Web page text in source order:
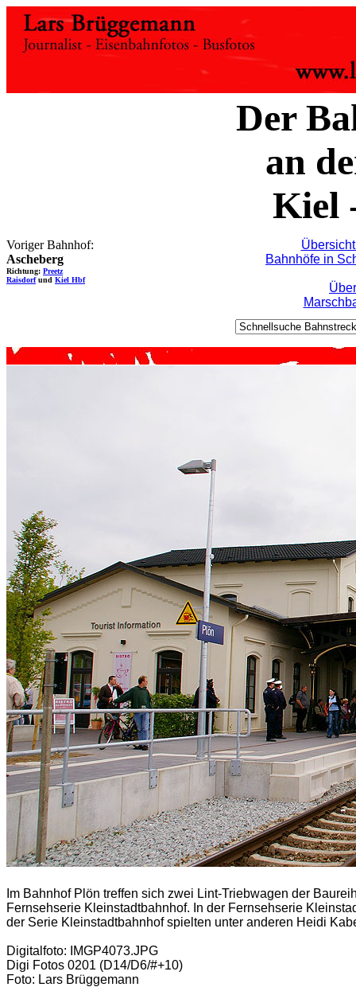
Der
an
Kiel
Voriger Bahnhof:
Ascheberg
Richtung: Preetz
Raisdorfund Kiel Hbf
Bahnhöfe in
Im Bahnhof Plön treffen sich zwei Lint-Triebwagen der
Fernsehserie Kleinstadtbahnhof. In der Fernsehserie
der Serie Kleinstadtbahnhof spielten unter anderen Heidi
Digitalfoto: IMGP4073.JPG
Digi Fotos 0201 (D14/D6/#+10)
Foto: Lars Brüggemann